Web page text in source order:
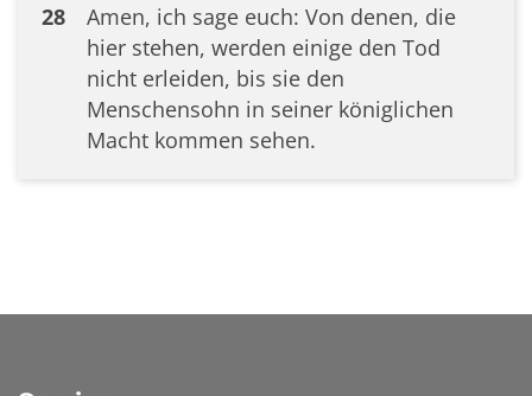
28
Amen, ich sage euch: Von denen, die
hier stehen, werden einige den Tod
nicht erleiden, bis sie den
Menschensohn in seiner königlichen
Macht kommen sehen.